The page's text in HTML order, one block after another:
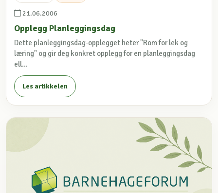
21.06.2006
Opplegg Planleggingsdag
Dette planleggingsdag-opplegget heter "Rom for lek og
læring" og gir deg konkret opplegg for en planleggingsdag
ell...
Les artikkelen